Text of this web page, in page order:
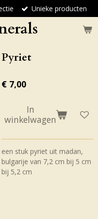
Unieke producten
Pyriet
€ 7,00
In
winkelwagen
een stuk pyriet uit madan,
bulgarije van 7,2 cm bij 5 cm
bij 5,2 cm